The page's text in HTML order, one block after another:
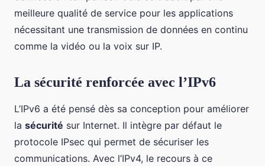
meilleure qualité de service pour les applications
nécessitant une transmission de données en continu
comme la vidéo ou la voix sur IP.
La sécurité renforcée avec l’IPv6
L’IPv6 a été pensé dès sa conception pour améliorer
la sécurité sur Internet. Il intègre par défaut le
protocole IPsec qui permet de sécuriser les
communications. Avec l’IPv4, le recours à ce